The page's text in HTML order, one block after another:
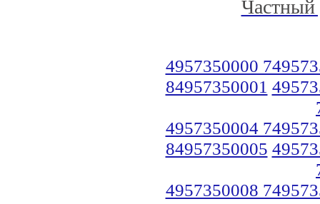
Частный
4957350000
84957350001
4957350004
84957350005
4957350008